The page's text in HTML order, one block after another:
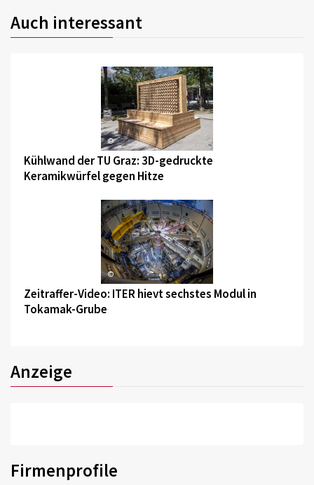
Auch interessant
©
Kühlwand der TU Graz: 3D-gedruckte
Keramikwürfel gegen Hitze
©
Zeitraffer-Video: ITER hievt sechstes Modul in
Tokamak-Grube
Anzeige
Firmenprofile